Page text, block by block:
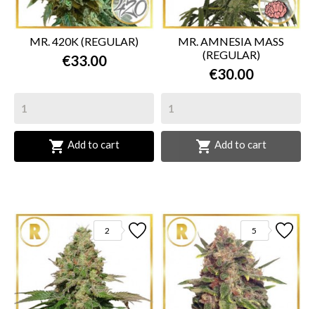
MR. 420K (REGULAR)
€33.00
 Add to cart
MR. AMNESIA MASS
(REGULAR)
€30.00
 Add to cart
2 5